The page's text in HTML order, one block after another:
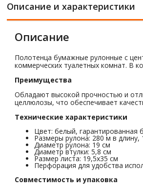
Описание и характеристики
Описание
Полотенца бумажные рулонные с
коммерческих туалетных комнат. В
Преимущества
Обладают высокой прочностью и
целлюлозы, что обеспечивает
Технические характеристики
Цвет: белый, гарантированная
Размеры рулона: 280 м в длину,
Диаметр рулона: 19 см
Диаметр втулки: 5,8 см
Размер листа: 19,5x35 см
Перфорация для удобства
Совместимость и упаковка